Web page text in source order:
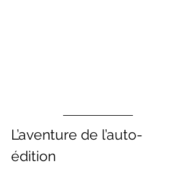
L’aventure de l’auto-
édition